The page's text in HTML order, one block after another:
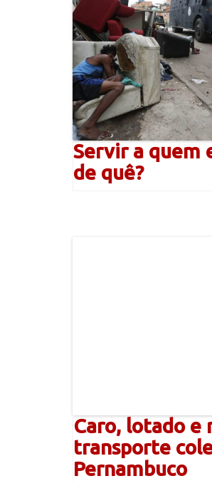
Servir a quem
de quê?
Caro, lotado e
transporte
Pernambuco